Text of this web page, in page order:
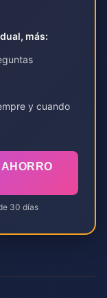
más:
y cuando
30 días